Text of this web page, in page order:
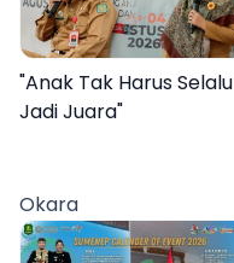
"Anak Tak Harus Selalu
Jadi Juara"
Okara